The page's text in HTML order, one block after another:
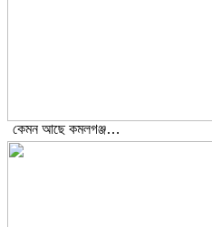
কেমন আছে কমলগঞ্জ…